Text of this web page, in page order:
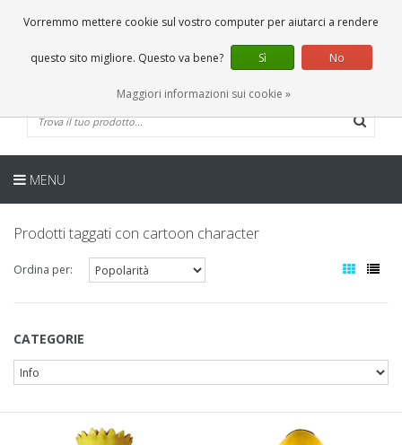
0 Articoli
IT
MENU
Prodotti taggati con cartoon character
Ordina per:
CATEGORIE
Vorremmo mettere cookie sul vostro computer per aiutarci a rendere
questo sito migliore. Questo va bene? Sì No
Maggiori informazioni sui cookie »